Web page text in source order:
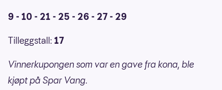
9 - 10 - 21 - 25 - 26 - 27 - 29
Tilleggstall: 17
Vinnerkupongen som var en gave fra kona, ble
kjøpt på Spar Vang.